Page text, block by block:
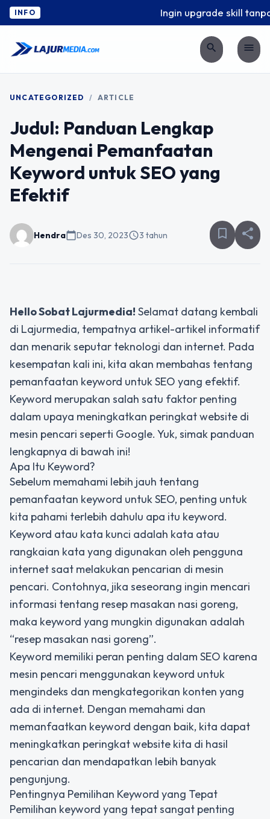
INFO Ingin upgrade skill
search menu
UNCATEGORIZED / ARTICLE
Judul: Panduan Lengkap
Mengenai Pemanfaatan
Keyword untuk SEO yang
Efektif
Hendracalendar_todayDes 30, 2023schedule3 tahun bookmark_border share
Hello Sobat Lajurmedia! Selamat datang kembali
di Lajurmedia, tempatnya artikel-artikel informatif
dan menarik seputar teknologi dan internet. Pada
kesempatan kali ini, kita akan membahas tentang
pemanfaatan keyword untuk SEO yang efektif.
Keyword merupakan salah satu faktor penting
dalam upaya meningkatkan peringkat website di
mesin pencari seperti Google. Yuk, simak panduan
lengkapnya di bawah ini!
Apa Itu Keyword?
Sebelum memahami lebih jauh tentang
pemanfaatan keyword untuk SEO, penting untuk
kita pahami terlebih dahulu apa itu keyword.
Keyword atau kata kunci adalah kata atau
rangkaian kata yang digunakan oleh pengguna
internet saat melakukan pencarian di mesin
pencari. Contohnya, jika seseorang ingin mencari
informasi tentang resep masakan nasi goreng,
maka keyword yang mungkin digunakan adalah
“resep masakan nasi goreng”.
Keyword memiliki peran penting dalam SEO karena
mesin pencari menggunakan keyword untuk
mengindeks dan mengkategorikan konten yang
ada di internet. Dengan memahami dan
memanfaatkan keyword dengan baik, kita dapat
meningkatkan peringkat website kita di hasil
pencarian dan mendapatkan lebih banyak
pengunjung.
Pentingnya Pemilihan Keyword yang Tepat
Pemilihan keyword yang tepat sangat penting